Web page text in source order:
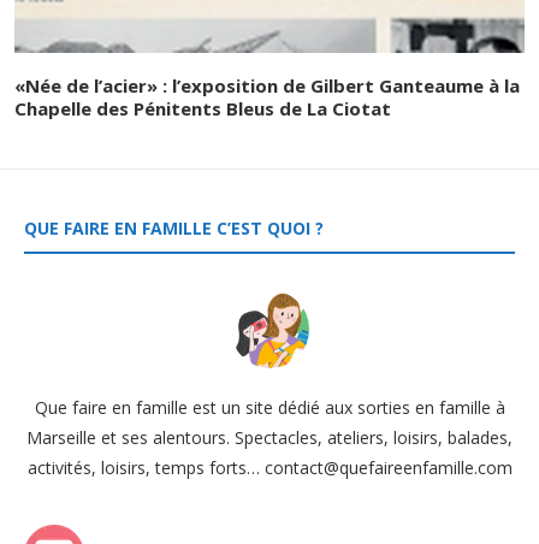
«Née de l’acier» : l’exposition de Gilbert Ganteaume à la
Chapelle des Pénitents Bleus de La Ciotat
QUE FAIRE EN FAMILLE C’EST QUOI ?
Que faire en famille est un site dédié aux sorties en famille à
Marseille et ses alentours. Spectacles, ateliers, loisirs, balades,
activités, loisirs, temps forts… contact@quefaireenfamille.com